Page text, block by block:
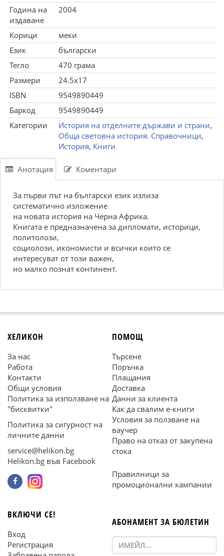
Година на
издаване
2004
Корици
меки
Език
български
Тегло
470 грама
Размери
24.5x17
ISBN
9549890449
Баркод
9549890449
Категории
История на отделните държави и страни,
Обща световна история. Справочници,
История, Книги
Анотация Коментари
За първи път на български език излиза
систематично изложение
на новата история на Черна Африка.
Книгата е предназначена за дипломати, историци,
политолози,
социолози, икономисти и всички които се
интересуват от този важен,
но малко познат континент.
ХЕЛИКОН
За нас
Работа
Контакти
Общи условия
Политика за използване на
"бисквитки"
Политика за сигурност на
личните данни
service@helikon.bg
Helikon.bg във Facebook
ПОМОЩ
Търсене
Поръчка
Плащания
Доставка
Данни за клиента
Как да свалим е-книги
Условия за ползване на
ваучер
Право на отказ от закупена
стока
Правилници за
промоционални кампании
ВКЛЮЧИ СЕ!
Вход
Регистрация
АБОНАМЕНТ ЗА БЮЛЕТИН